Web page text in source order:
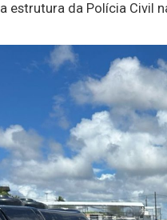
estrutura da Polícia Civil